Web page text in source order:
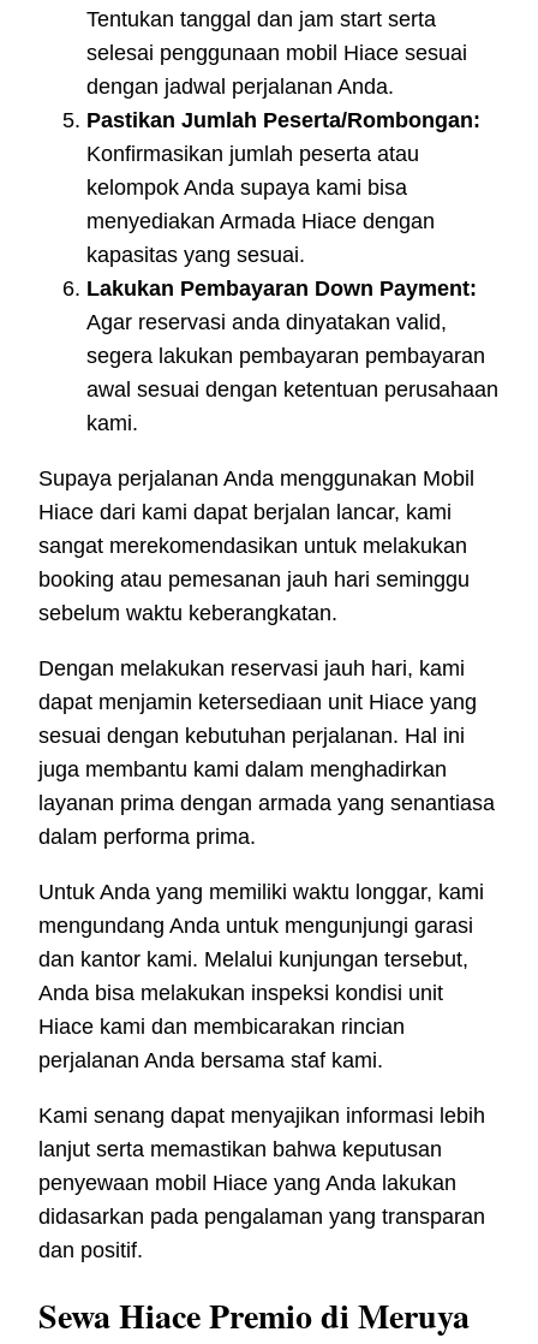
Tentukan tanggal dan jam start serta
selesai penggunaan mobil Hiace sesuai
dengan jadwal perjalanan Anda.
Pastikan Jumlah Peserta/Rombongan:
Konfirmasikan jumlah peserta atau
kelompok Anda supaya kami bisa
menyediakan Armada Hiace dengan
kapasitas yang sesuai.
Lakukan Pembayaran Down Payment:
Agar reservasi anda dinyatakan valid,
segera lakukan pembayaran pembayaran
awal sesuai dengan ketentuan perusahaan
kami.
Supaya perjalanan Anda menggunakan Mobil
Hiace dari kami dapat berjalan lancar, kami
sangat merekomendasikan untuk melakukan
booking atau pemesanan jauh hari seminggu
sebelum waktu keberangkatan.
Dengan melakukan reservasi jauh hari, kami
dapat menjamin ketersediaan unit Hiace yang
sesuai dengan kebutuhan perjalanan. Hal ini
juga membantu kami dalam menghadirkan
layanan prima dengan armada yang senantiasa
dalam performa prima.
Untuk Anda yang memiliki waktu longgar, kami
mengundang Anda untuk mengunjungi garasi
dan kantor kami. Melalui kunjungan tersebut,
Anda bisa melakukan inspeksi kondisi unit
Hiace kami dan membicarakan rincian
perjalanan Anda bersama staf kami.
Kami senang dapat menyajikan informasi lebih
lanjut serta memastikan bahwa keputusan
penyewaan mobil Hiace yang Anda lakukan
didasarkan pada pengalaman yang transparan
dan positif.
Sewa Hiace Premio di Meruya